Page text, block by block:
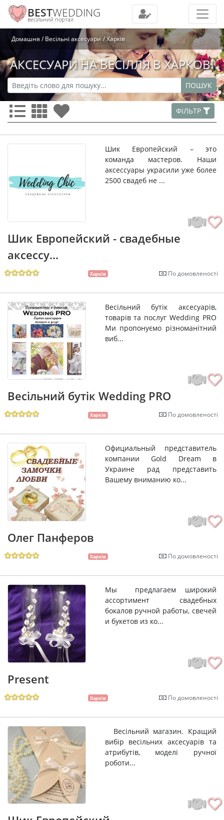
BESTWEDDING
весільний портал
Домашня Весільні аксесуари Харків
АКСЕСУАРИ НА ВЕСІЛЛЯ В ХАРКОВІ
ПОШУК
ФІЛЬТР
Шик Европейский – это
команда мастеров. Наши
аксессуары украсили уже более
2500 свадеб не ...
Шик Европейский - свадебные
аксессу...
Харків По домовленості
Весільний бутік аксесуарів,
товарів та послуг Wedding PRO
Ми пропонуємо різноманітний
виб...
Весільний бутік Wedding PRO
Харків По домовленості
Официальный представитель
компании Gold Dream в
Украине рад представить
Вашему вниманию ко...
Олег Панферов
Харків По домовленості
Мы предлагаем широкий
ассортимент свадебных
бокалов ручной работы, свечей
и букетов из ко...
Present
Харків По домовленості
Весільний магазин. Кращий
вибір весільних аксесуарів та
атрибутів, моделі ручної
роботи...